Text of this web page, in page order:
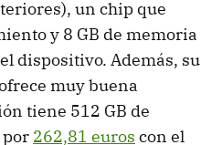
un chip que
y 8 GB de memoria
dispositivo. Además, su
muy buena
tiene 512 GB de
por 262,81 euros con el